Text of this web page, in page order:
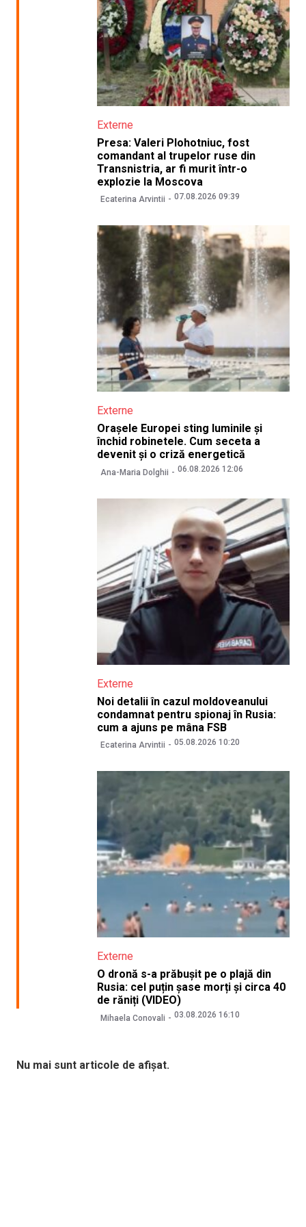
Externe
Presa: Valeri Plohotniuc, fost
comandant al trupelor ruse din
Transnistria, ar fi murit într-o
explozie la Moscova
Ecaterina Arvintii 07.08.2026 09:39
Externe
Orașele Europei sting luminile și
închid robinetele. Cum seceta a
devenit și o criză energetică
Ana-Maria Dolghii 06.08.2026 12:06
Externe
Noi detalii în cazul moldoveanului
condamnat pentru spionaj în Rusia:
cum a ajuns pe mâna FSB
Ecaterina Arvintii 05.08.2026 10:20
Externe
O dronă s-a prăbușit pe o plajă din
Rusia: cel puțin șase morți și circa 40
de răniți (VIDEO)
Mihaela Conovali 03.08.2026 16:10
Nu mai sunt articole de afișat.